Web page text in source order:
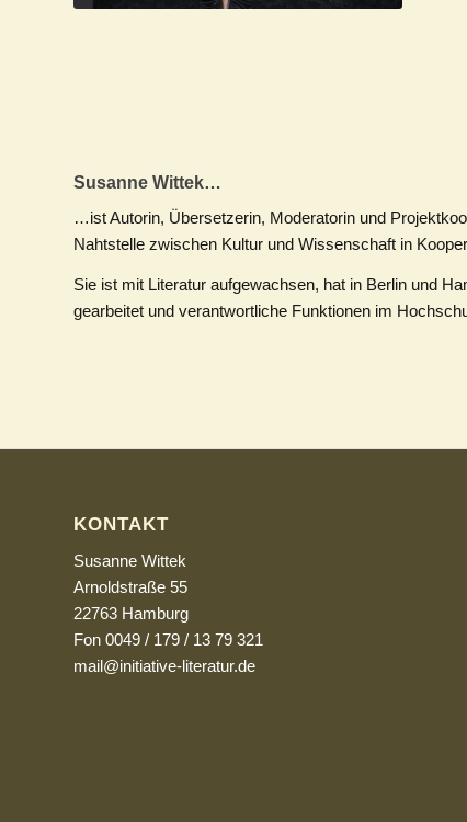
Susanne Wittek…
…ist Autorin, Übersetzerin, Moderatorin und
Nahtstelle zwischen Kultur und Wissenschaft in
Sie ist mit Literatur aufgewachsen, hat in Berlin und
gearbeitet und verantwortliche Funktionen im
KONTAKT
Susanne Wittek
Arnoldstraße 55
22763 Hamburg
Fon 0049 / 179 / 13 79 321
mail@initiative-literatur.de